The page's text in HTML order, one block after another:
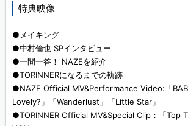
特典映像
●メイキング
●中村倫也 SPインタビュー
●一問一答！ NAZEを紹介
●TORINNERになるまでの軌跡
●NAZE Official MV&Performance Video:「
Lovely?」「Wanderlust」「Little Star」
●TORINNER Official MV&Special Clip：「Top